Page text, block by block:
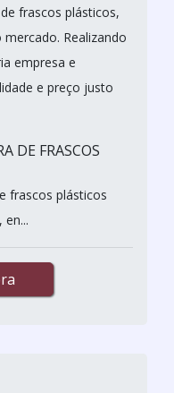
frascos plásticos,
Realizando
empresa e
e preço justo
DE FRASCOS
frascos plásticos